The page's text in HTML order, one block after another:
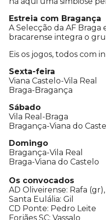
Estreia com Bragança
A Selecção da AF Braga
bracarense integra o
Eis os jogos, todos com
Sexta-feira
Viana Castelo-Vila Real
Braga-Bragança
Sábado
Vila Real-Braga
Bragança-Viana do
Domingo
Bragança-Vila Real
Braga-Viana do Castelo
Os convocados
AD Oliveirense: Rafa
Santa Eulália: Gil
CD Ponte: Pedro Leite
Forjães SC: Vassalo